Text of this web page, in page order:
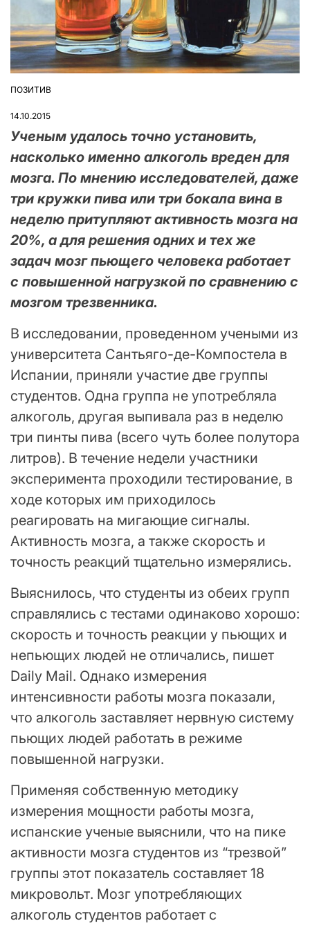
ОПУБЛІКУВАТИ
ПОЗИТИВ
14.10.2015
Ученым удалось точно установить,
насколько именно алкоголь вреден для
мозга. По мнению исследователей, даже
три кружки пива или три бокала вина в
неделю притупляют активность мозга на
20%, а для решения одних и тех же
задач мозг пьющего человека работает
с повышенной нагрузкой по сравнению с
мозгом трезвенника.
В исследовании, проведенном учеными из
университета Сантьяго-де-Компостела в
Испании, приняли участие две группы
студентов. Одна группа не употребляла
алкоголь, другая выпивала раз в неделю
три пинты пива (всего чуть более полутора
литров). В течение недели участники
эксперимента проходили тестирование, в
ходе которых им приходилось
реагировать на мигающие сигналы.
Активность мозга, а также скорость и
точность реакций тщательно измерялись.
Выяснилось, что студенты из обеих групп
справлялись с тестами одинаково хорошо:
скорость и точность реакции у пьющих и
непьющих людей не отличались, пишет
Daily Mail. Однако измерения
интенсивности работы мозга показали,
что алкоголь заставляет нервную систему
пьющих людей работать в режиме
повышенной нагрузки.
Применяя собственную методику
измерения мощности работы мозга,
испанские ученые выяснили, что на пике
активности мозга студентов из “трезвой”
группы этот показатель составляет 18
микровольт. Мозг употребляющих
алкоголь студентов работает с